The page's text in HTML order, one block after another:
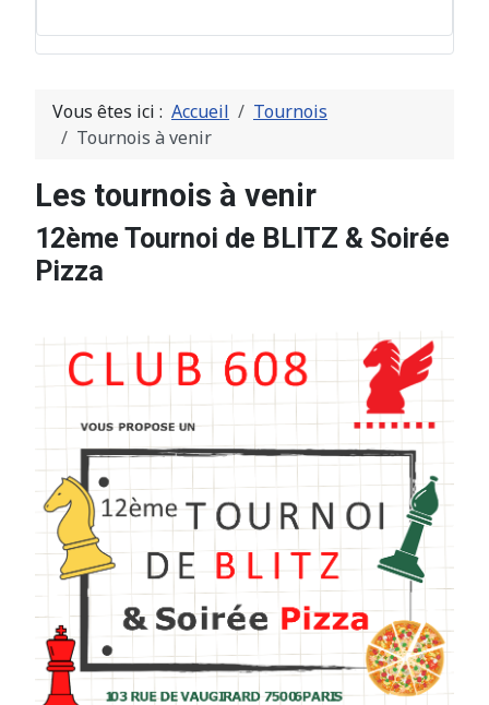
Vous êtes ici : Accueil
Tournois
Tournois à venir
Les tournois à venir
12ème Tournoi de BLITZ & Soirée
Pizza